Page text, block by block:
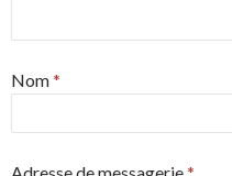
Nom*